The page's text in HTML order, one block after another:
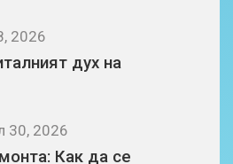
2026
дух на
30, 2026
Как да се